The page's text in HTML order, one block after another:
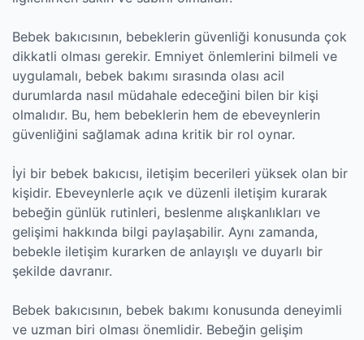
Bebek bakıcısının, bebeklerin güvenliği konusunda çok
dikkatli olması gerekir. Emniyet önlemlerini bilmeli ve
uygulamalı, bebek bakımı sırasında olası acil
durumlarda nasıl müdahale edeceğini bilen bir kişi
olmalıdır. Bu, hem bebeklerin hem de ebeveynlerin
güvenliğini sağlamak adına kritik bir rol oynar.
İyi bir bebek bakıcısı, iletişim becerileri yüksek olan bir
kişidir. Ebeveynlerle açık ve düzenli iletişim kurarak
bebeğin günlük rutinleri, beslenme alışkanlıkları ve
gelişimi hakkında bilgi paylaşabilir. Aynı zamanda,
bebekle iletişim kurarken de anlayışlı ve duyarlı bir
şekilde davranır.
Bebek bakıcısının, bebek bakımı konusunda deneyimli
ve uzman biri olması önemlidir. Bebeğin gelişim